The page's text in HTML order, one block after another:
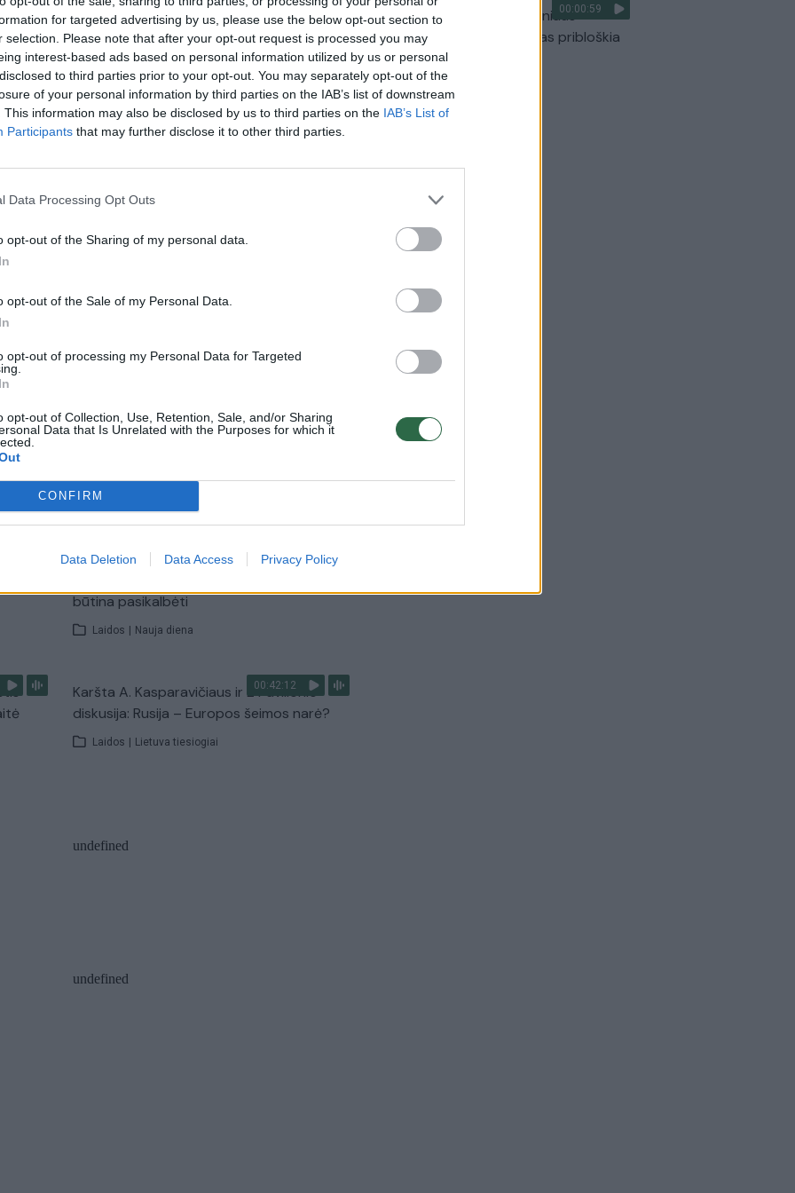
for targeted advertising by us, please use the below opt-out section to
selection. Please note that after your opt-out request is processed you may
interest-based ads based on personal information utilized by us or personal
to third parties prior to your opt-out. You may separately opt-out of the
of your personal information by third parties on the IAB’s list of downstream
This information may also be disclosed by us to third parties on the IAB’s List of
Participants that may further disclose it to other third parties.
Data Processing Opt Outs
opt-out of the Sharing of my personal data.
opt-out of the Sale of my Personal Data.
opt-out of processing my Personal Data for Targeted
opt-out of Collection, Use, Retention, Sale, and/or Sharing
Data that Is Unrelated with the Purposes for which it
CONFIRM
Data Deletion Data Access Privacy Policy
Visi įrašai
apėmė pastatus
orientuotis, judėti ir priimti sprendimus
Laidos | Išlikti rytojui
Ruošiantis naujiems mokslo metams –
būtina pasikalbėti
Laidos | Nauja diena
00:42:12
Karšta A. Kasparavičiaus ir Ž Pavilionio
diskusija: Rusija – Europos šeimos narė?
Laidos | Lietuva tiesiogiai
00:00:59
Nufilmavo, kaip patvino Vilniaus
Vakarinis aplinkkelis: vaizdas pribloškia
Žinios